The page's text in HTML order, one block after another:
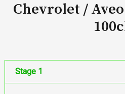
Chevrolet /
Stage 1